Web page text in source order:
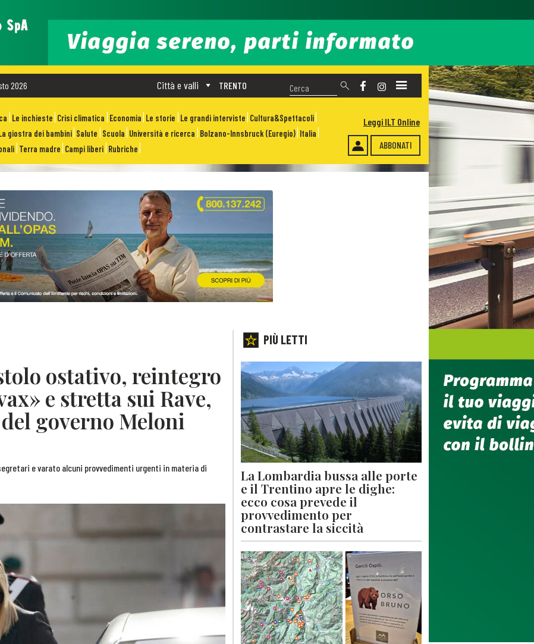
2026 TRENTO
Città e valli
Le inchieste Crisi climatica Economia Le storie Le grandi interviste Cultura&Spettacoli
giostra dei bambini Salute Scuola Università e ricerca Bolzano-Innsbruck (Euregio) Italia
Terra madre Campi liberi Rubriche ABBONATI
Leggi ILT Online
ostativo, reintegro
e stretta sui Rave,
governo Meloni
e varato alcuni provvedimenti urgenti in materia di
PIÙ LETTI
La Lombardia bussa alle porte
e il Trentino apre le dighe:
ecco cosa prevede il
provvedimento per
contrastare la siccità